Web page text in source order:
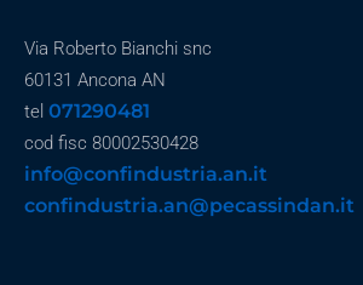
Via Roberto Bianchi snc
60131 Ancona AN
tel 071290481
cod fisc 80002530428
info@confindustria.an.it
confindustria.an@pecassindan.it